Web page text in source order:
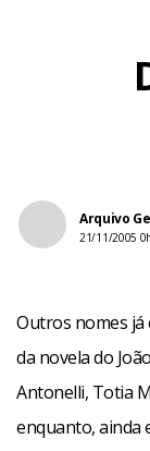
Arquivo
21/11/2005
Outros nomes já
da novela do
Antonelli, Totia
enquanto, ainda